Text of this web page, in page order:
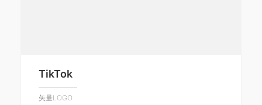
TikTok
矢量LOGO